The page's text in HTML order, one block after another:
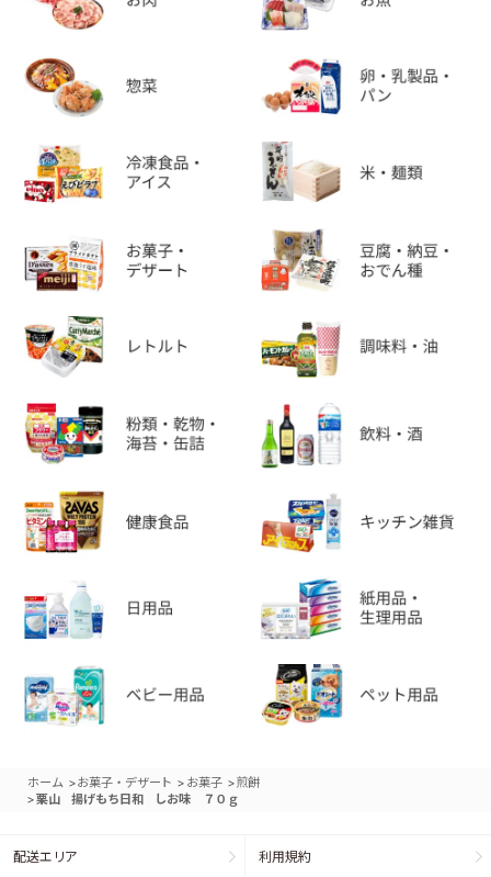
ホーム >お菓子・デザート > お菓子 >煎餅
>栗山 揚げもち日和 しお味 ７０ｇ
配送エリア 利用規約